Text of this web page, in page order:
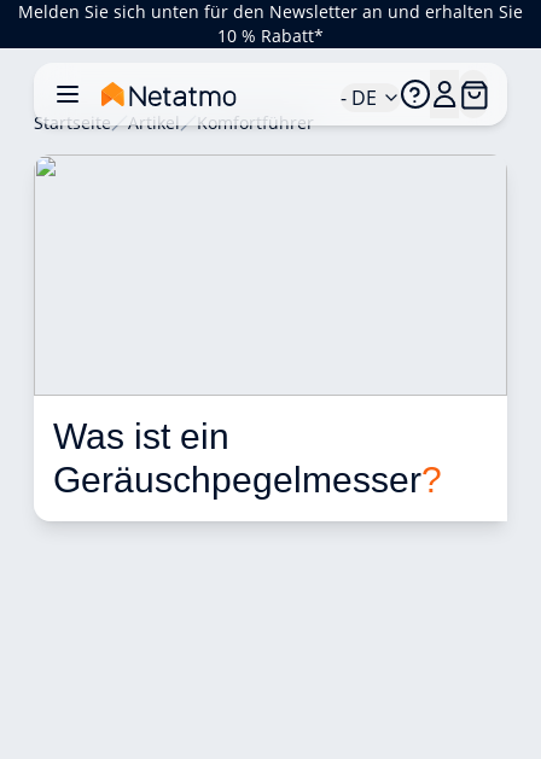
Melden Sie sich unten für den Newsletter an und erhalten Sie
10 % Rabatt*
- DE
Startseite Artikel Komfortführer
Was ist ein
Geräuschpegelmesser?